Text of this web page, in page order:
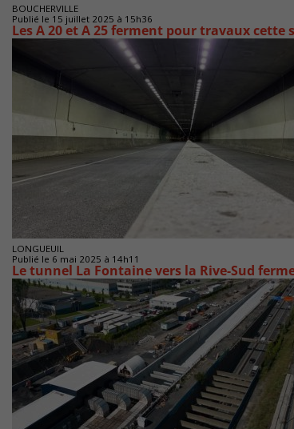
BOUCHERVILLE
Publié le 15 juillet 2025 à 15h36
Les A 20 et A 25 ferment pour travaux cette
LONGUEUIL
Publié le 6 mai 2025 à 14h11
Le tunnel La Fontaine vers la Rive-Sud